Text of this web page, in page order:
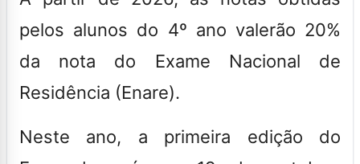
pelos alunos do 4º ano valerão 20%
da nota do Exame Nacional de
Residência (Enare).
Neste ano, a primeira edição do